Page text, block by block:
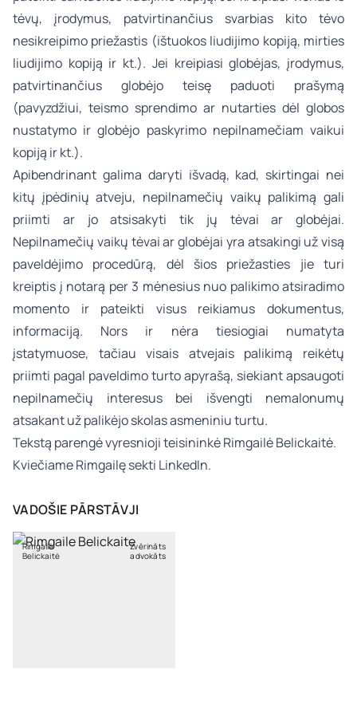
tėvų, įrodymus, patvirtinančius svarbias kito tėvo
nesikreipimo priežastis (ištuokos liudijimo kopiją, mirties
liudijimo kopiją ir kt.). Jei kreipiasi globėjas, įrodymus,
patvirtinančius globėjo teisę paduoti prašymą
(pavyzdžiui, teismo sprendimo ar nutarties dėl globos
nustatymo ir globėjo paskyrimo nepilnamečiam vaikui
kopiją ir kt.).
Apibendrinant galima daryti išvadą, kad, skirtingai nei
kitų įpėdinių atveju, nepilnamečių vaikų palikimą gali
priimti ar jo atsisakyti tik jų tėvai ar globėjai.
Nepilnamečių vaikų tėvai ar globėjai yra atsakingi už visą
paveldėjimo procedūrą, dėl šios priežasties jie turi
kreiptis į notarą per 3 mėnesius nuo palikimo atsiradimo
momento ir pateikti visus reikiamus dokumentus,
informaciją. Nors ir nėra tiesiogiai numatyta
įstatymuose, tačiau visais atvejais palikimą reikėtų
priimti pagal paveldimo turto apyrašą, siekiant apsaugoti
nepilnamečių interesus bei išvengti nemalonumų
atsakant už palikėjo skolas asmeniniu turtu.
Tekstą parengė vyresnioji teisininkėRimgailė Belickaitė.
Kviečiame Rimgailę sekti LinkedIn.
VADOŠIE PĀRSTĀVJI
Rimgailė
Belickaitė
Zvērināts
advokāts